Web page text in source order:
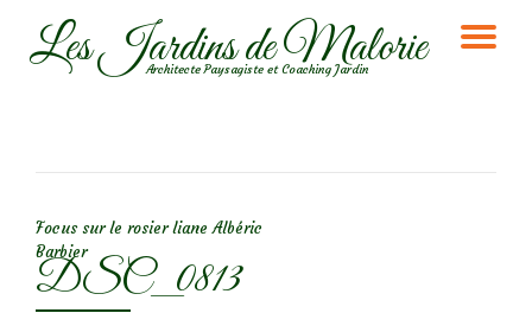
AllerLes Jardins de Malorie
Architecte Paysagiste et Coaching Jardin
Focus sur le rosier liane Albéric
Barbier
DSC_0813